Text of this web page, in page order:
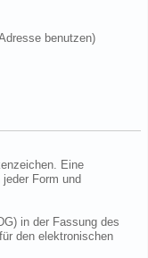
benutzen)
Eine
Form und
in der Fassung des
den elektronischen